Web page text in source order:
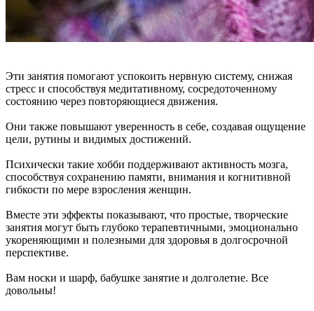
Эти занятия помогают успокоить нервную систему, снижая
стресс и способствуя медитативному, сосредоточенному
состоянию через повторяющиеся движения.
Они также повышают уверенность в себе, создавая ощущение
цели, рутины и видимых достижений.
Психически такие хобби поддерживают активность мозга,
способствуя сохранению памяти, внимания и когнитивной
гибкости по мере взросления женщин.
Вместе эти эффекты показывают, что простые, творческие
занятия могут быть глубоко терапевтичными, эмоционально
укореняющими и полезными для здоровья в долгосрочной
перспективе.
Вам носки и шарф, бабушке занятие и долголетие. Все
довольны!